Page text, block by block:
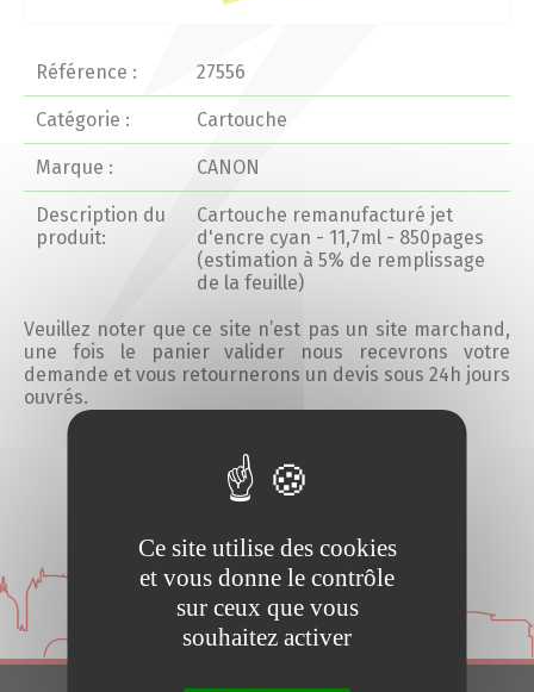
Produits
Professionnels
Particuliers
Catalogue
Analyse de vos besoins
Conseils et Astuces
Devis en 24H
Référence : 27556
Catégorie : Cartouche
Marque : CANON
Description du
produit:
Cartouche remanufacturé jet
d'encre cyan - 11,7ml - 850pages
(estimation à 5% de remplissage
de la feuille)
Veuillez noter que ce site n’est pas un site marchand,
une fois le panier valider nous recevrons votre
demande et vous retournerons un devis sous 24h jours
ouvrés.
Ajouter au devis
Ce site utilise des cookies
et vous donne le contrôle
sur ceux que vous
souhaitez activer